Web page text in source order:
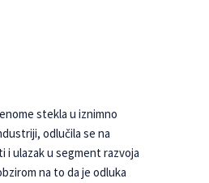
stekla u iznimno
odlučila se na
ulazak u segment razvoja
na to da je odluka